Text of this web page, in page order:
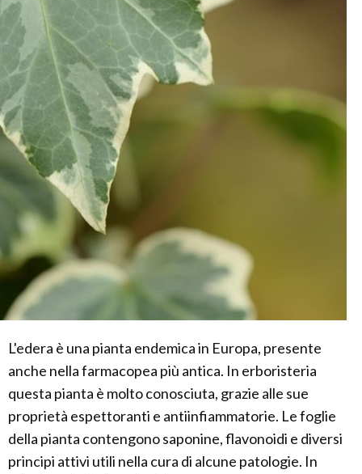
L'edera è una pianta endemica in Europa, presente
anche nella farmacopea più antica. In erboristeria
questa pianta è molto conosciuta, grazie alle sue
proprietà espettoranti e antiinfiammatorie. Le foglie
della pianta contengono saponine, flavonoidi e diversi
principi attivi utili nella cura di alcune patologie. In